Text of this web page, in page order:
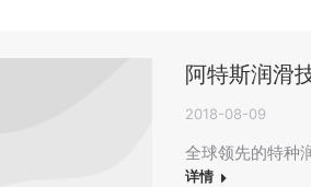
阿特斯润滑
2018-08-09
全球领先的特种
详情